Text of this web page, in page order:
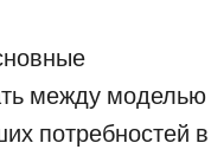
между моделью
потребностей в